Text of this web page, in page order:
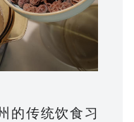
的传统饮食习